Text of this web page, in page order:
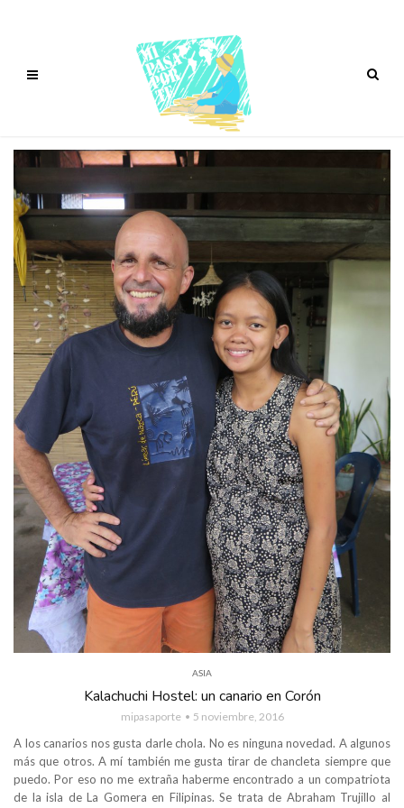
ASIA
Kalachuchi Hostel: un canario en Corón
mipasaporte 5 noviembre, 2016
A los canarios nos gusta darle chola. No es ninguna novedad. A algunos
más que otros. A mí también me gusta tirar de chancleta siempre que
puedo. Por eso no me extraña haberme encontrado a un compatriota
de la isla de La Gomera en Filipinas. Se trata de Abraham Trujillo al